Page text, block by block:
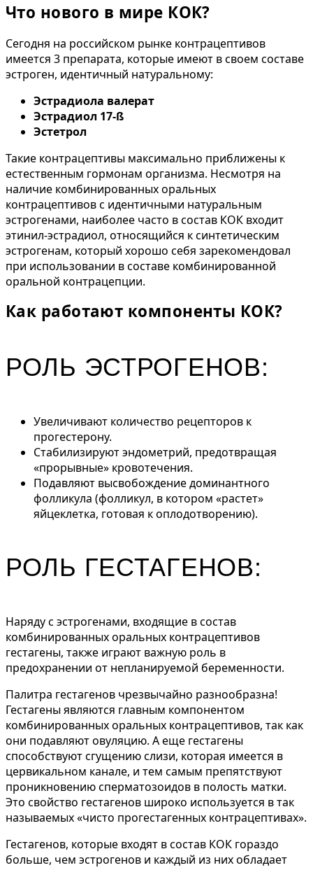
Что нового в мире КОК?
Сегодня на российском рынке контрацептивов
имеется 3 препарата, которые имеют в своем составе
эстроген, идентичный натуральному:
Эстрадиола валерат
Эстрадиол 17-ß
Эстетрол
Такие контрацептивы максимально приближены к
естественным гормонам организма. Несмотря на
наличие комбинированных оральных
контрацептивов с идентичными натуральным
эстрогенами, наиболее часто в состав КОК входит
этинил-эстрадиол, относящийся к синтетическим
эстрогенам, который хорошо себя зарекомендовал
при использовании в составе комбинированной
оральной контрацепции.
Как работают компоненты КОК?
РОЛЬ ЭСТРОГЕНОВ:
Увеличивают количество рецепторов к
прогестерону.
Стабилизируют эндометрий, предотвращая
«прорывные» кровотечения.
Подавляют высвобождение доминантного
фолликула (фолликул, в котором «растет»
яйцеклетка, готовая к оплодотворению).
РОЛЬ ГЕСТАГЕНОВ:
Наряду с эстрогенами, входящие в состав
комбинированных оральных контрацептивов
гестагены, также играют важную роль в
предохранении от непланируемой беременности.
Палитра гестагенов чрезвычайно разнообразна!
Гестагены являются главным компонентом
комбинированных оральных контрацептивов, так как
они подавляют овуляцию. А еще гестагены
способствуют сгущению слизи, которая имеется в
цервикальном канале, и тем самым препятствуют
проникновению сперматозоидов в полость матки.
Это свойство гестагенов широко используется в так
называемых «чисто прогестагенных контрацептивах».
Гестагенов, которые входят в состав КОК гораздо
больше, чем эстрогенов и каждый из них обладает